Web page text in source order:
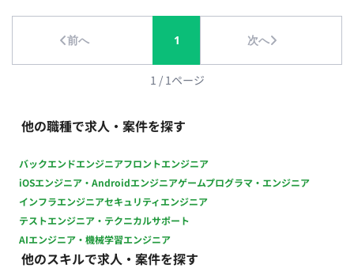
み）を使用した月次数値チェック作業 あらかじめ用意された
SQLを実行し、結果をExcelなどに抽出・体裁調整を行う月次レ
的業務）】 社内ツールの利用者アカウント発行業務（他チーム
保守チームへの配属となります。リーダーや前任者が在籍して
の流れ 毎月の営業日スケジュール（月初・月末）に沿ってルー
ティン作業を行いながら、随時発生するアカウント発行やキャ
ンセル申請などの突発的なタスクに対応していただきます。マ
ニュアルが完備されている業務も多いため、手順に沿って正確
に進めていただきます。 ■開発環境（言語、FW、DB、インフ
ラ、ツール） OS・環境：ターミナル操作 データベース：
前へ 1 次へ
1 / 1ページ
他の職種で求人・案件を探す
バックエンドエンジニアフロントエンジニア
iOSエンジニア・Androidエンジニアゲームプログラマ・エンジニア
インフラエンジニアセキュリティエンジニア
テストエンジニア・テクニカルサポート
AIエンジニア・機械学習エンジニア
他のスキルで求人・案件を探す